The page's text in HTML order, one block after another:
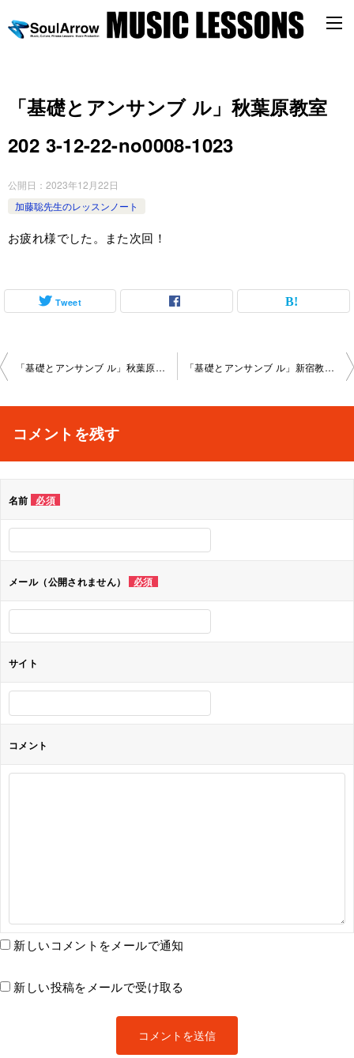
「基礎とアンサンブ ル」秋葉原教室
202 3-12-22-no0008-1023
公開日： 2023年12月22日
加藤聡先生のレッスンノート
お疲れ様でした。また次回！
Tweet
投
ビ
シ
ョ
ン
「基礎とアンサンブ ル」秋葉原教室202 3-12-20-no0008-1025 「基礎とアンサンブ ル」新宿教室2023-12-22-no0008-1028
コメントを残す
名前 必須
メール（公開されません） 必須
サイト
コメント
新しいコメントをメールで通知
新しい投稿をメールで受け取る